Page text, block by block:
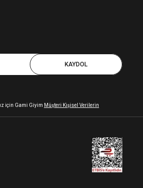
KAYDOL
için Gami Giyim Müşteri Kişisel Verilerin